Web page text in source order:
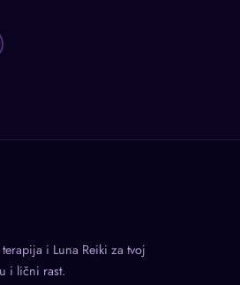
i Luna Reiki za tvoj
i lični rast.